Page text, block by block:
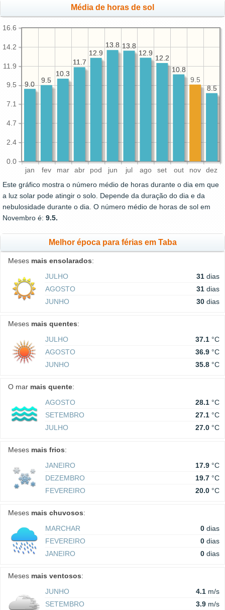
Média de horas de sol
jan fev mar abr pod jun jul ago set out nov dez
0.0
2.4
4.7
7.1
9.5
11.9
14.2
16.6
8.5
10.8
12.2
12.9
13.8
13.8
12.9
11.7
10.3
9.5
9.0
8.5
9.5
10.8
12.2
12.9
13.8
13.8
12.9
11.7
10.3
9.5
9.0
Este gráfico mostra o número médio de horas durante o dia em que
a luz solar pode atingir o solo. Depende da duração do dia e da
nebulosidade durante o dia. O número médio de horas de sol em
Novembro é: 9.5.
Melhor época para férias em Taba
Meses mais ensolarados:
JULHO
31 dias
AGOSTO
31 dias
JUNHO
30 dias
Meses mais quentes:
JULHO
37.1 °C
AGOSTO
36.9 °C
JUNHO
35.8 °C
O mar mais quente:
AGOSTO
28.1 °C
SETEMBRO
27.1 °C
JULHO
27.0 °C
Meses mais frios:
JANEIRO
17.9 °C
DEZEMBRO
19.7 °C
FEVEREIRO
20.0 °C
Meses mais chuvosos:
MARCHAR
0 dias
FEVEREIRO
0 dias
JANEIRO
0 dias
Meses mais ventosos:
JUNHO
4.1 m/s
SETEMBRO
3.9 m/s